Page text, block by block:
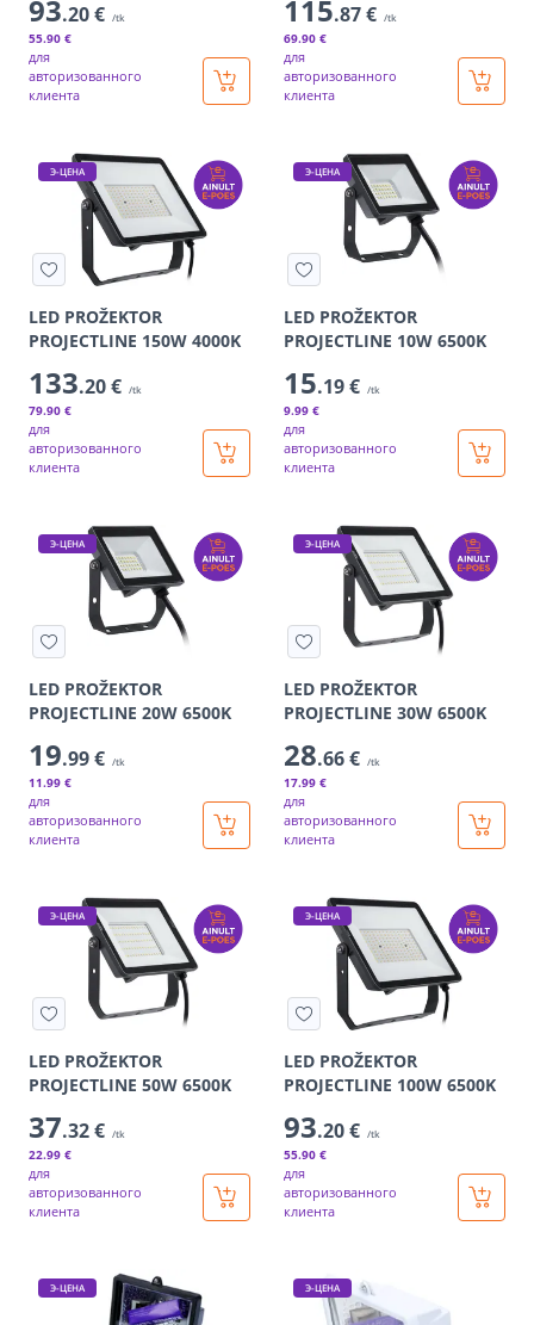
93.20 € /tk
55.90 €
для
авторизованного
клиента
115.87 € /tk
69.90 €
для
авторизованного
клиента
Э-ЦЕНА
LED PROŽEKTOR
PROJECTLINE 150W 4000K
133.20 € /tk
79.90 €
для
авторизованного
клиента
Э-ЦЕНА
LED PROŽEKTOR
PROJECTLINE 10W 6500K
15.19 € /tk
9.99 €
для
авторизованного
клиента
Э-ЦЕНА
LED PROŽEKTOR
PROJECTLINE 20W 6500K
19.99 € /tk
11.99 €
для
авторизованного
клиента
Э-ЦЕНА
LED PROŽEKTOR
PROJECTLINE 30W 6500K
28.66 € /tk
17.99 €
для
авторизованного
клиента
Э-ЦЕНА
LED PROŽEKTOR
PROJECTLINE 50W 6500K
37.32 € /tk
22.99 €
для
авторизованного
клиента
Э-ЦЕНА
LED PROŽEKTOR
PROJECTLINE 100W 6500K
93.20 € /tk
55.90 €
для
авторизованного
клиента
Э-ЦЕНА Э-ЦЕНА